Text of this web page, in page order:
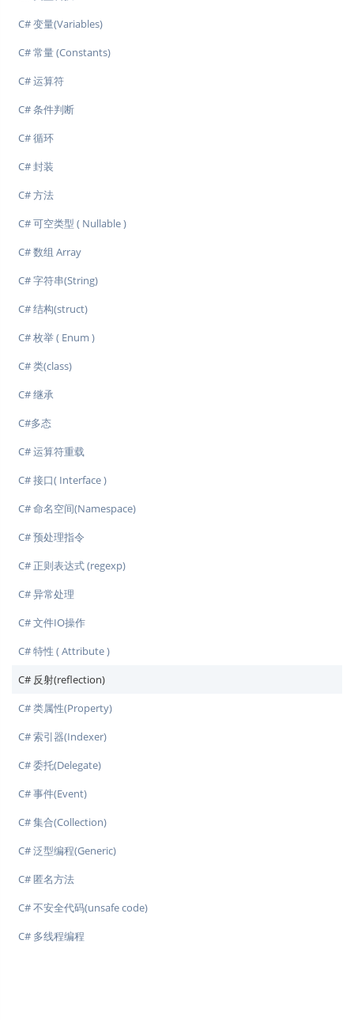
C# 变量(Variables)
C# 常量 (Constants)
C# 运算符
C# 条件判断
C# 循环
C# 封装
C# 方法
C# 可空类型 ( Nullable )
C# 数组 Array
C# 字符串(String)
C# 结构(struct)
C# 枚举 ( Enum )
C# 类(class)
C# 继承
C#多态
C# 运算符重载
C# 接口( Interface )
C# 命名空间(Namespace)
C# 预处理指令
C# 正则表达式 (regexp)
C# 异常处理
C# 文件IO操作
C# 特性 ( Attribute )
C# 反射(reflection)
C# 类属性(Property)
C# 索引器(Indexer)
C# 委托(Delegate)
C# 事件(Event)
C# 集合(Collection)
C# 泛型编程(Generic)
C# 匿名方法
C# 不安全代码(unsafe code)
C# 多线程编程